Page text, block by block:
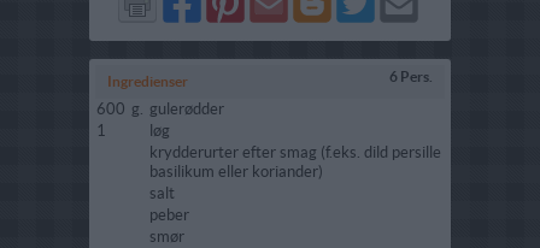
på
på
via
på
på
Ingredienser 6 Pers.
600 g. gulerødder
1
løg
krydderurter efter smag (f.eks. dild persille
basilikum eller koriander)
salt
peber
smør